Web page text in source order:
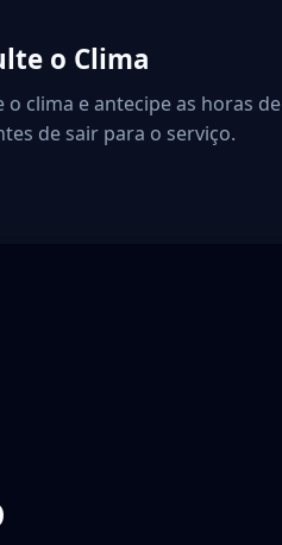
o Clima
o clima e antecipe as horas de
de sair para o serviço.